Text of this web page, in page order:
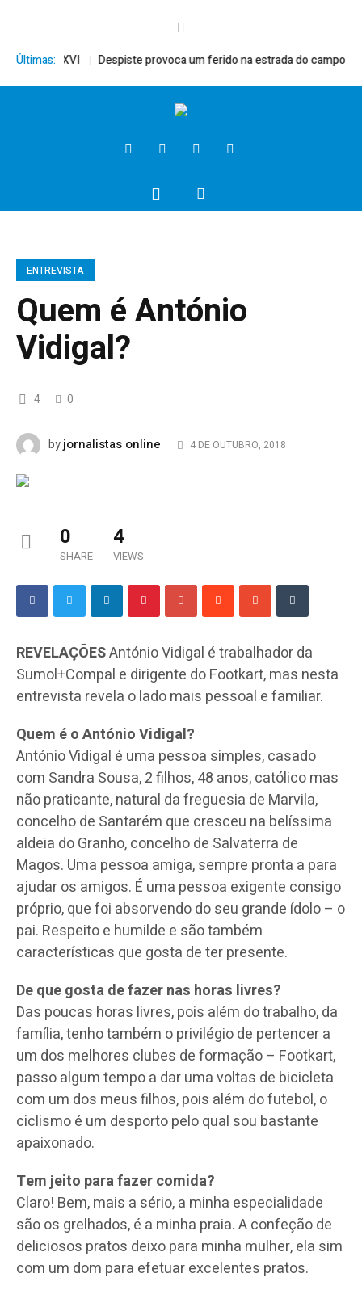
Últimas:
Bento XVI Despiste provoca um ferido na estrada do campo
ENTREVISTA
Quem é António
Vidigal?
4 0
byjornalistas online 4 DE OUTUBRO, 2018
0
SHARE
4
VIEWS
REVELAÇÕESAntónio Vidigal é trabalhador da
Sumol+Compal e dirigente do Footkart, mas nesta
entrevista revela o lado mais pessoal e familiar.
Quem é o António Vidigal?
António Vidigal é uma pessoa simples, casado
com Sandra Sousa, 2 filhos, 48 anos, católico mas
não praticante, natural da freguesia de Marvila,
concelho de Santarém que cresceu na belíssima
aldeia do Granho, concelho de Salvaterra de
Magos. Uma pessoa amiga, sempre pronta a para
ajudar os amigos. É uma pessoa exigente consigo
próprio, que foi absorvendo do seu grande ídolo – o
pai. Respeito e humilde e são também
características que gosta de ter presente.
De que gosta de fazer nas horas livres?
Das poucas horas livres, pois além do trabalho, da
família, tenho também o privilégio de pertencer a
um dos melhores clubes de formação – Footkart,
passo algum tempo a dar uma voltas de bicicleta
com um dos meus filhos, pois além do futebol, o
ciclismo é um desporto pelo qual sou bastante
apaixonado.
Tem jeito para fazer comida?
Claro! Bem, mais a sério, a minha especialidade
são os grelhados, é a minha praia. A confeção de
deliciosos pratos deixo para minha mulher, ela sim
com um dom para efetuar excelentes pratos.